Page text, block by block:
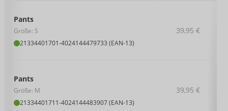
Pants
Größe: S
21334401701-4024144479733 (EAN-13)
39,95 €
Pants
Größe: M
21334401711-4024144483907 (EAN-13)
39,95 €